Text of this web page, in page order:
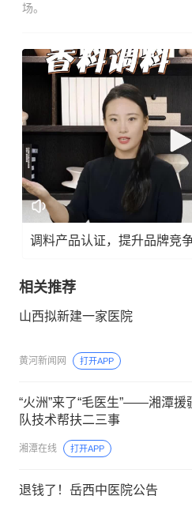
场。
调料产品认证，提升品牌竞
相关推荐
山西拟新建一家医院
黄河新闻网 打开APP
“火洲”来了“毛医生”——湘潭援
队技术帮扶二三事
湘潭在线 打开APP
退钱了！岳西中医院公告